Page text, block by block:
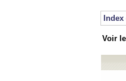
Voir